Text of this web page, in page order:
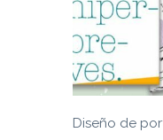
Diseño de